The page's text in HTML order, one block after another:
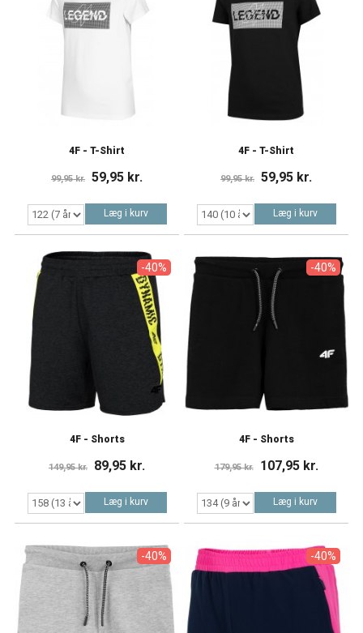
4F - T-Shirt
99,95 kr. 59,95 kr.
Læg i kurv
4F - T-Shirt
99,95 kr. 59,95 kr.
Læg i kurv
-40%
4F - Shorts
149,95 kr. 89,95 kr.
Læg i kurv
-40%
4F - Shorts
179,95 kr. 107,95 kr.
Læg i kurv
-40% -40%